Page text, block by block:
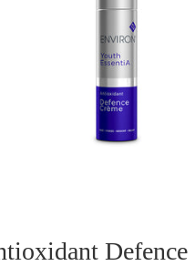
Defence